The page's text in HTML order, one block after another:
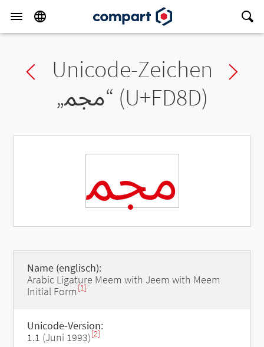
Previous char
Unicode-Zeichen
„ﶍ“ (U+FD8D)
ﶍ
Name (englisch):
Arabic Ligature Meem with Jeem with Meem
Initial Form [1]
Unicode-Version:
1.1 (Juni 1993)[2]